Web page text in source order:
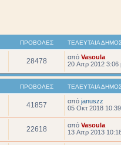
ΠΡΟΒΟΛΈΣ ΤΕΛΕΥΤΑΊΑ
28478 από Vasoula
20 Απρ 2012 3:06
ΠΡΟΒΟΛΈΣ ΤΕΛΕΥΤΑΊΑ
41857 από januszz
05 Οκτ 2018
22618 από Vasoula
13 Απρ 2013